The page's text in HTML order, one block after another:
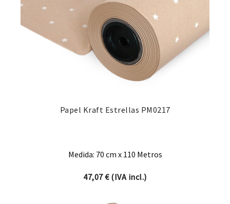
Papel Kraft Estrellas PM0217
Medida: 70 cm x 110 Metros
47,07€(IVA incl.)